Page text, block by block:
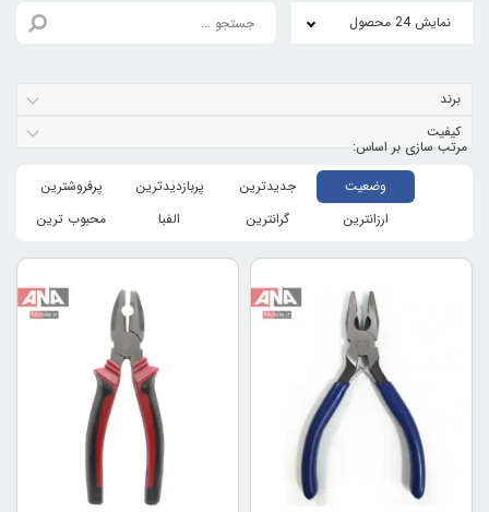
نمایش 24 محصول
برند
کیفیت
وضعیت جدیدترین پربازدیدترین
پرفروشترین
ارزانترین
گرانترین الفبا محبوب ترین